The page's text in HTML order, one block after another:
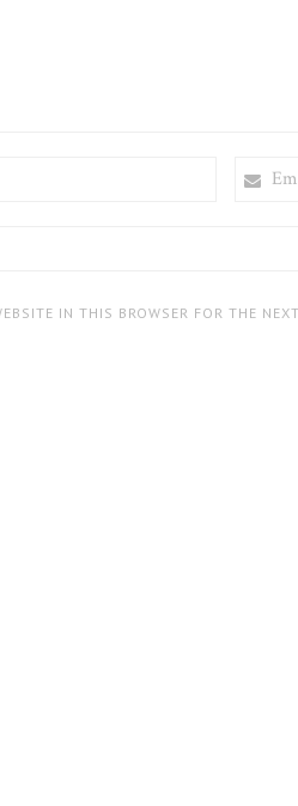
IN THIS BROWSER FOR THE